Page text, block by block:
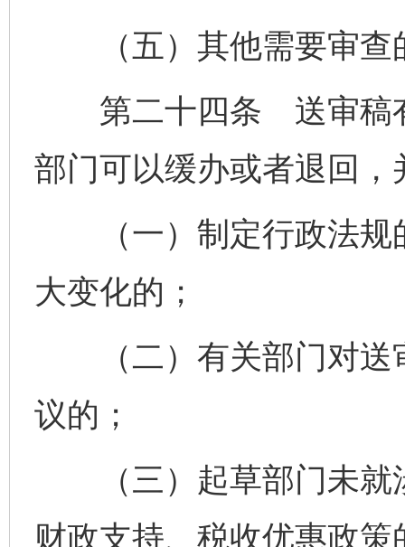
（五）其他需要审查
第二十四条 送审稿有
部门可以缓办或者退回
（一）制定行政法规
大变化的；
（二）有关部门对送
议的；
（三）起草部门未就
财政支持、税收优惠政